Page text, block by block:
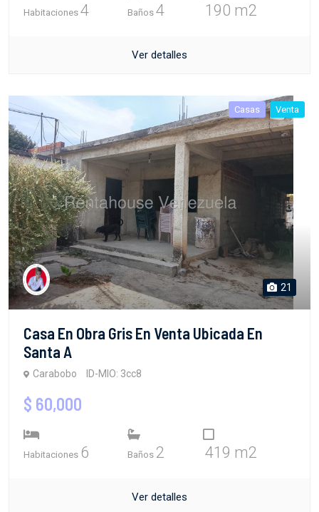
Habitaciones 4 Baños 4 190 m2
Ver detalles
Casas Venta
21
Casa En Obra Gris En Venta Ubicada En
Santa A
Carabobo ID-MIO: 3cc8
$ 60,000
Habitaciones 6 Baños 2 419 m2
Ver detalles